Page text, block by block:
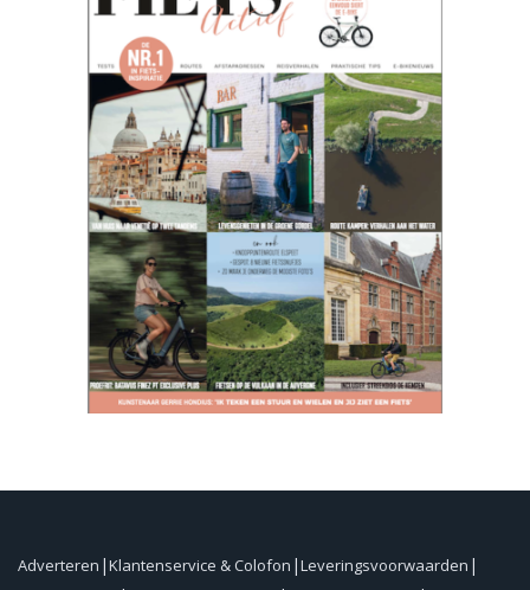
Adverteren Klantenservice & Colofon Leveringsvoorwaarden